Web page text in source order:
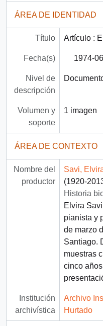
ÁREA DE IDENTIDAD
Título Artículo :
Fecha(s) 1974-
Nivel de
descripción
Volumen y
soporte
1 imagen
ÁREA DE CONTEXTO
Nombre del
productor
Savi,
(1920-
Historia
Elvira
pianista y
de marzo
Santiago.
muestras
cinco
Institución
archivística
Archivo
Hurtado